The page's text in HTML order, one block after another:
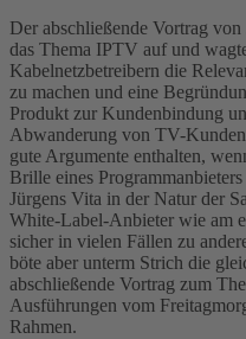
Der abschließende Vortrag
das Thema IPTV auf und
Kabelnetzbetreibern die
zu machen und eine
Produkt zur Kundenbindung
Abwanderung von TV-
gute Argumente enthalten,
Brille eines
Jürgens Vita in der Natur der
White-Label-Anbieter wie am
sicher in vielen Fällen zu
böte aber unterm Strich die
abschließende Vortrag zum
Ausführungen vom
Rahmen.